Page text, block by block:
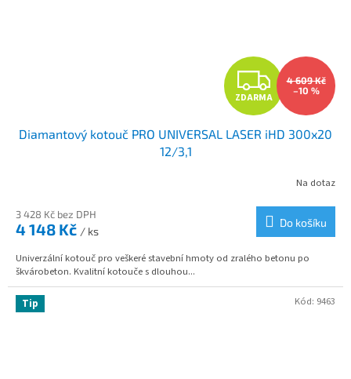
Z
D
A
M
A
ZDARMA
4 609 Kč
–10 %
Diamantový kotouč PRO UNIVERSAL LASER iHD 300x20
12/3,1
Na dotaz
3 428 Kč bez DPH
4 148 Kč / ks
Do košíku
Univerzální kotouč pro veškeré stavební hmoty od zralého betonu po
škvárobeton. Kvalitní kotouče s dlouhou...
Tip Kód: 9463